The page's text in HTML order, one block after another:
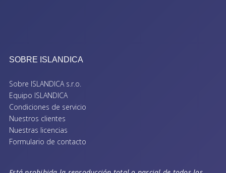
SOBRE ISLANDICA
Sobre ISLANDICA s.r.o.
Equipo ISLANDICA
Condiciones de servicio
Nuestros clientes
Nuestras licencias
Formulario de contacto